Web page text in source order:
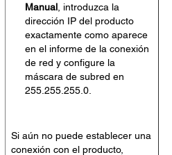
Manual, introduzca la
dirección IP del producto
exactamente como aparece
en el informe de la conexión
de red y configure la
máscara de subred en
255.255.255.0.
Si aún no puede establecer una
conexión con el producto,